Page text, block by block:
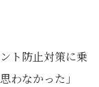
ト防止対策に乗
わなかった」